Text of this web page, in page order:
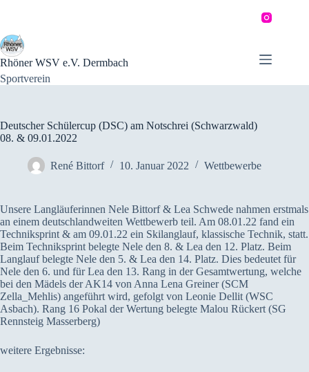
Rhöner WSV e.V. Dermbach
Sportverein
Deutscher Schülercup (DSC) am Notschrei (Schwarzwald)
08. & 09.01.2022
René Bittorf 10. Januar 2022 Wettbewerbe
Unsere Langläuferinnen Nele Bittorf & Lea Schwede nahmen erstmals
an einem deutschlandweiten Wettbewerb teil. Am 08.01.22 fand ein
Techniksprint & am 09.01.22 ein Skilanglauf, klassische Technik, statt.
Beim Techniksprint belegte Nele den 8. & Lea den 12. Platz. Beim
Langlauf belegte Nele den 5. & Lea den 14. Platz. Dies bedeutet für
Nele den 6. und für Lea den 13. Rang in der Gesamtwertung, welche
bei den Mädels der AK14 von Anna Lena Greiner (SCM
Zella_Mehlis) angeführt wird, gefolgt von Leonie Dellit (WSC
Asbach). Rang 16 Pokal der Wertung belegte Malou Rückert (SG
Rennsteig Masserberg)
weitere Ergebnisse: